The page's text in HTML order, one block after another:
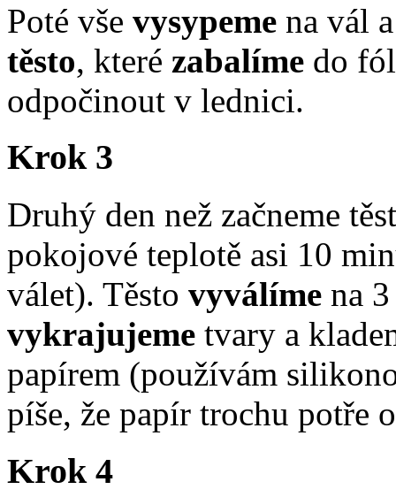
Poté vše vysypeme na vál a
těsto, které zabalíme do
odpočinout v lednici.
Krok 3
Druhý den než začneme
pokojové teplotě asi 10
válet). Těsto vyválíme na
vykrajujeme tvary a
papírem (používám
píše, že papír trochu potře
Krok 4